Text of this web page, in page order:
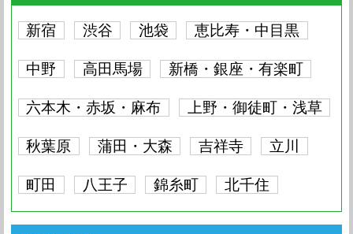
新宿 渋谷 池袋 恵比寿・中目黒
中野 高田馬場 新橋・銀座・有楽町
六本木・赤坂・麻布 上野・御徒町・浅草
秋葉原 蒲田・大森 吉祥寺 立川
町田 八王子 錦糸町 北千住